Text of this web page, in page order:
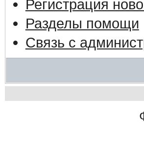
Регистрация
Разделы помощи
Связь с